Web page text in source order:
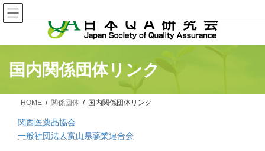
コ
ン
テ
ツ
ナ
ビ
ゲ
シ
国内関係団体リンク
HOME 関係団体 国内関係団体リンク
関西医薬品協会
一般社団法人富山県薬業連合会